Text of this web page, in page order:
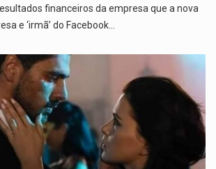
financeiros da empresa que a nova
e ‘irmã’ do Facebook…